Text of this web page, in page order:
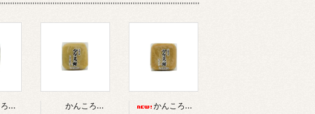
り） かんころ餅 小（いりごま入り） かんころ餅 小（プレーン）